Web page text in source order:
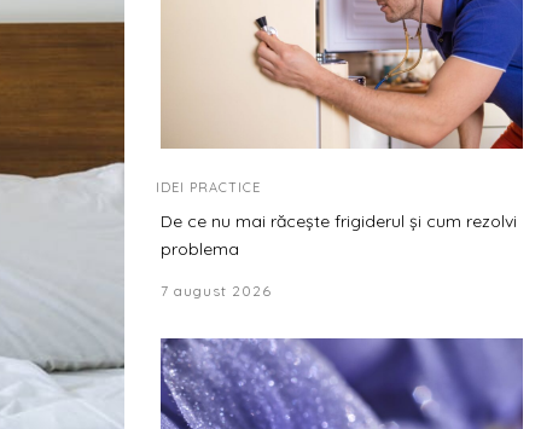
IDEI PRACTICE
De ce nu mai răcește frigiderul și cum rezolvi
problema
7 august 2026